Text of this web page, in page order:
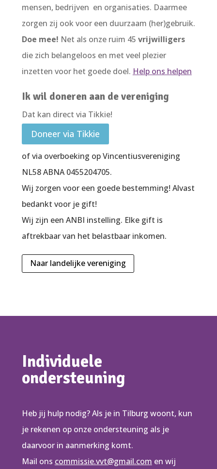
mensen, bedrijven en organisaties. Daarmee
zorgen zij ook voor een duurzaam (her)gebruik.
Doe mee! Net als onze ruim 45 vrijwilligers
die zich belangeloos en met veel plezier
inzetten voor het goede doel. Help ons helpen
Ik wil doneren aan de vereniging
Dat kan direct via Tikkie!
Doneer via Tikkie
of via overboeking opVincentiusvereniging
NL58 ABNA 0455204705.
Wij zorgen voor een goede bestemming! Alvast
bedankt voor je gift!
Wij zijn een ANBI instelling. Elke gift is
aftrekbaar van het belastbaar inkomen.
Naar landelijke vereniging
Individuele
ondersteuning
Heb jij hulp nodig? Als je in Tilburg woont, kun
je rekenen op onze ondersteuning als je
daarvoor in aanmerking komt.
Mail ons commissie.vvt@gmail.com en wij